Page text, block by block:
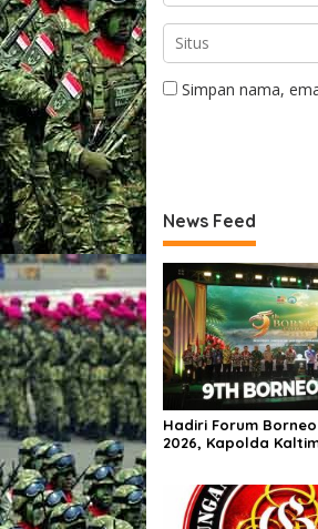
Simpan nama,
News Feed
Hadiri Forum
2026, Kapolda